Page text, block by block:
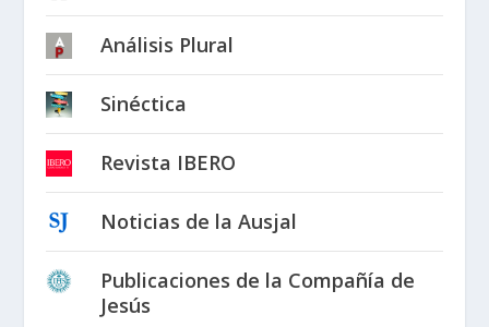
Análisis Plural
Sinéctica
Revista IBERO
Noticias de la Ausjal
Publicaciones de la Compañía de
Jesús